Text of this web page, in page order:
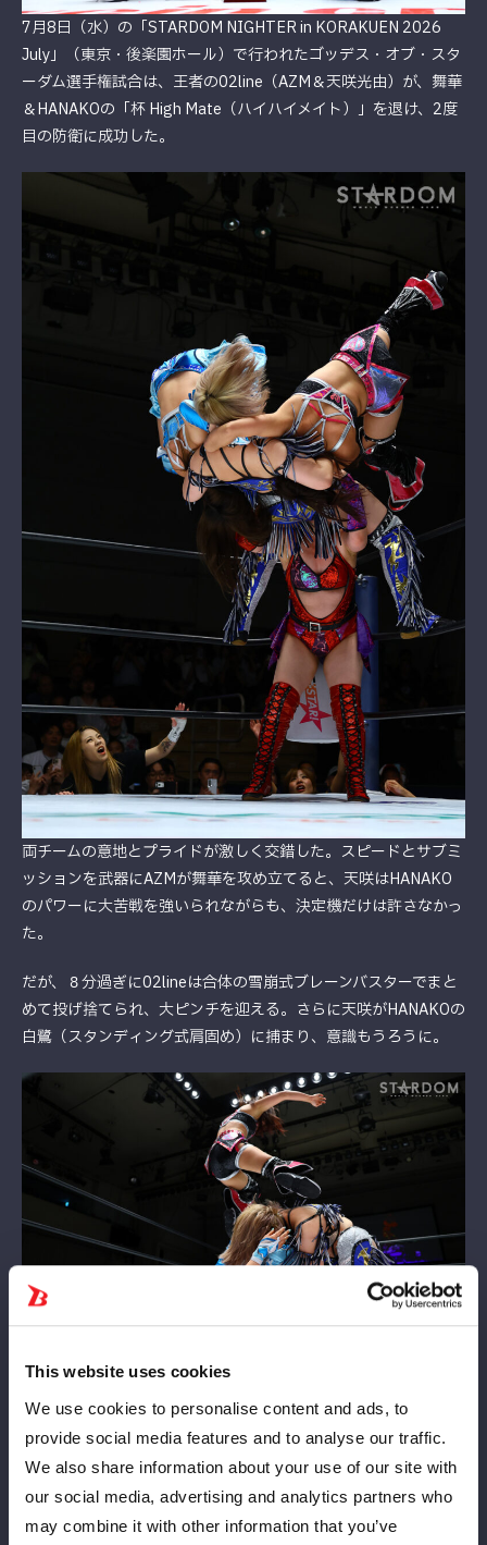
This website uses cookies
We use cookies to personalise content and ads, to
provide social media features and to analyse our traffic.
We also share information about your use of our site with
our social media, advertising and analytics partners who
may combine it with other information that you’ve
7月8日（水）の「STARDOM NIGHTER in KORAKUEN 2026
July」（東京・後楽園ホール）で行われたゴッデス・オブ・スタ
ーダム選手権試合は、王者の02line（AZM＆天咲光由）が、舞華
＆HANAKOの「杯 High Mate（ハイハイメイト）」を退け、2度
目の防衛に成功した。
両チームの意地とプライドが激しく交錯した。スピードとサブミ
ッションを武器にAZMが舞華を攻め立てると、天咲はHANAKO
のパワーに大苦戦を強いられながらも、決定機だけは許さなかっ
た。
だが、８分過ぎに02lineは合体の雪崩式ブレーンバスターでまと
めて投げ捨てられ、大ピンチを迎える。さらに天咲がHANAKOの
白鷺（スタンディング式肩固め）に捕まり、意識もうろうに。
それでも勝負どころで天咲が天聖（変型フェースバスター）を炸
裂。これをカウント2・9で返されると、合体のDDTでたたみか
ける。最後はコーナーのHANAKOを捕らえた天咲が雪崩式天聖を
決め、19分26秒の激闘にピリオドを打った。